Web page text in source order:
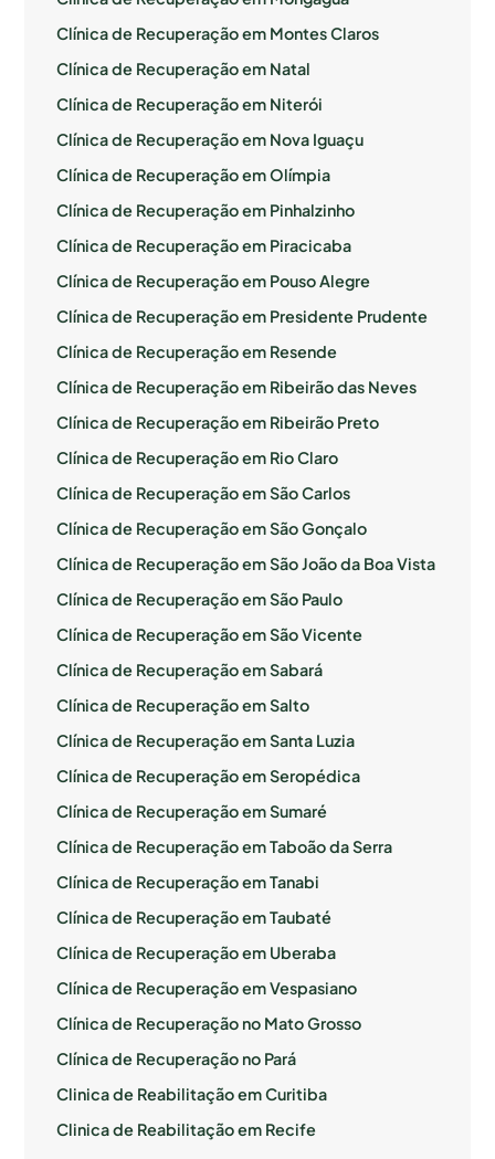
Clínica de Recuperação em Montes Claros
Clínica de Recuperação em Natal
Clínica de Recuperação em Niterói
Clínica de Recuperação em Nova Iguaçu
Clínica de Recuperação em Olímpia
Clínica de Recuperação em Pinhalzinho
Clínica de Recuperação em Piracicaba
Clínica de Recuperação em Pouso Alegre
Clínica de Recuperação em Presidente Prudente
Clínica de Recuperação em Resende
Clínica de Recuperação em Ribeirão das Neves
Clínica de Recuperação em Ribeirão Preto
Clínica de Recuperação em Rio Claro
Clínica de Recuperação em São Carlos
Clínica de Recuperação em São Gonçalo
Clínica de Recuperação em São João da Boa Vista
Clínica de Recuperação em São Paulo
Clínica de Recuperação em São Vicente
Clínica de Recuperação em Sabará
Clínica de Recuperação em Salto
Clínica de Recuperação em Santa Luzia
Clínica de Recuperação em Seropédica
Clínica de Recuperação em Sumaré
Clínica de Recuperação em Taboão da Serra
Clínica de Recuperação em Tanabi
Clínica de Recuperação em Taubaté
Clínica de Recuperação em Uberaba
Clínica de Recuperação em Vespasiano
Clínica de Recuperação no Mato Grosso
Clínica de Recuperação no Pará
Clinica de Reabilitação em Curitiba
Clinica de Reabilitação em Recife